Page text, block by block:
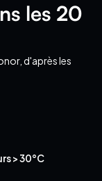
les 20
, d'après les
> 30°C